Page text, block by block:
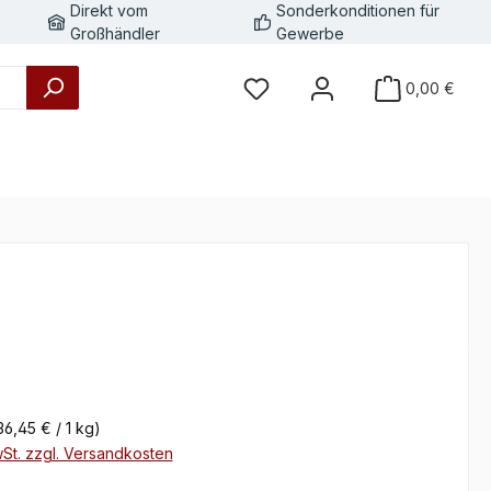
Direkt vom
Großhändler
Sonderkonditionen für
Gewerbe
0,00 €
€ / 1 kg)
zzgl. Versandkosten